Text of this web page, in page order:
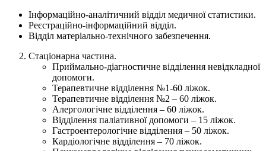
Інформаційно-аналітичний відділ медичної статистики.
Реєстраційно-інформаційний відділ.
Відділ матеріально-технічного забезпечення.
Стаціонарна частина.
Приймально-діагностичне відділення невідкладної
допомоги.
Терапевтичне відділення №1-60 ліжок.
Терапевтичне відділення №2 – 60 ліжок.
Алергологічне відділення – 60 ліжок.
Відділення паліативної допомоги – 15 ліжок.
Гастроентерологічне відділення – 50 ліжок.
Кардіологічне відділення – 70 ліжок.